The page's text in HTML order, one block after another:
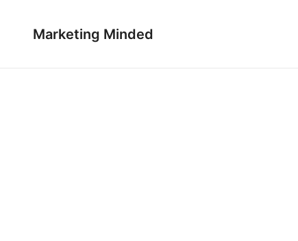
Marketing Minded